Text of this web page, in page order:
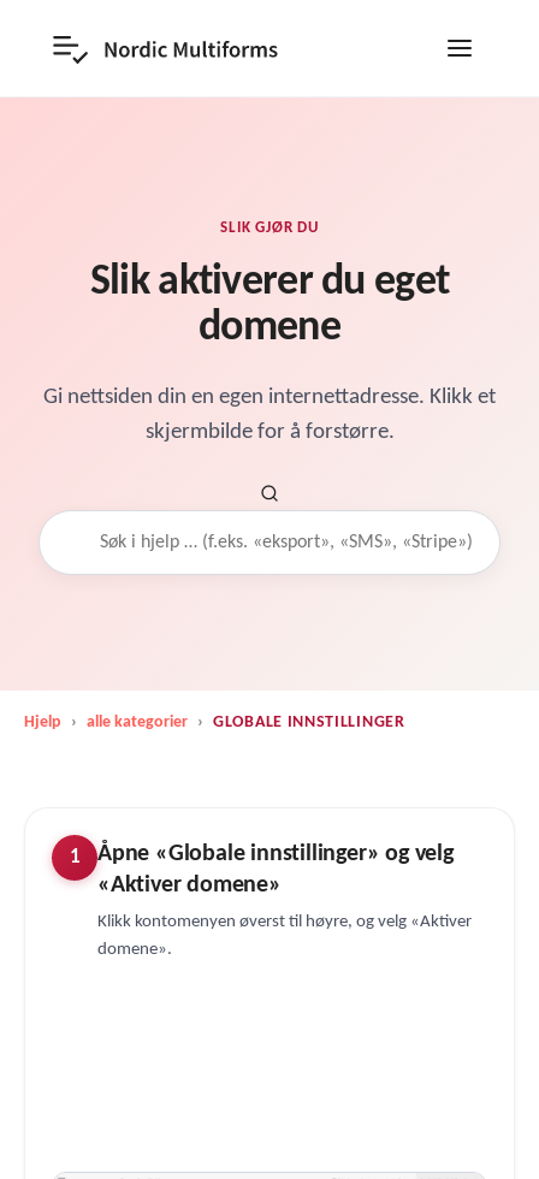
SLIK GJØR DU
Slik aktiverer du eget
domene
Gi nettsiden din en egen internettadresse. Klikk et
skjermbilde for å forstørre.
Hjelp › alle kategorier › GLOBALE INNSTILLINGER
1
Åpne «Globale innstillinger» og velg
«Aktiver domene»
Klikk kontomenyen øverst til høyre, og velg «Aktiver
domene».